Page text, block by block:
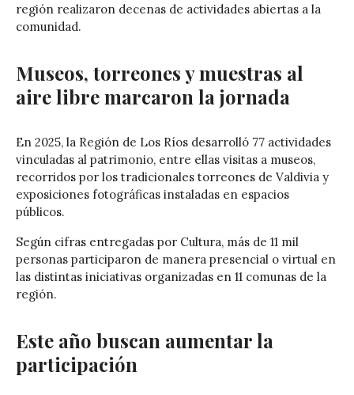
región realizaron decenas de actividades abiertas a la
comunidad.
Museos, torreones y muestras al
aire libre marcaron la jornada
En 2025, la Región de Los Ríos desarrolló 77 actividades
vinculadas al patrimonio, entre ellas visitas a museos,
recorridos por los tradicionales torreones de Valdivia y
exposiciones fotográficas instaladas en espacios
públicos.
Según cifras entregadas por Cultura, más de 11 mil
personas participaron de manera presencial o virtual en
las distintas iniciativas organizadas en 11 comunas de la
región.
Este año buscan aumentar la
participación